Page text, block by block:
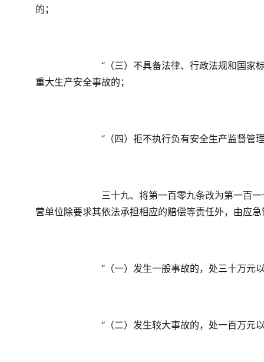
的；
“（三）不具备法律、行政法规和国家
重大生产安全事故的；
“（四）拒不执行负有安全生产监督管
三十九、将第一百零九条改为第一百一
营单位除要求其依法承担相应的赔偿等责任外，由应
“（一）发生一般事故的，处三十万元
“（二）发生较大事故的，处一百万元